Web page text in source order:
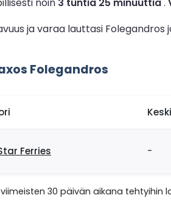
ja varaa lauttasi Folegandros
Folegandros
Ferries -
30 päivän aikana tehtyihin